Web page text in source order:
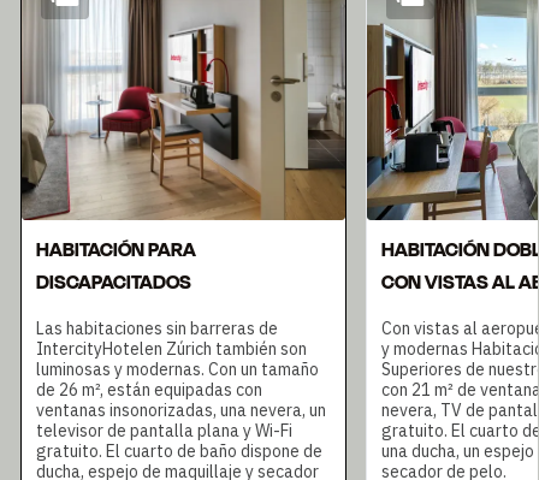
HABITACIÓN PARA
DISCAPACITADOS
Las habitaciones sin barreras de
IntercityHotelen Zúrich también son
luminosas y modernas. Con un tamaño
de 26 m², están equipadas con
ventanas insonorizadas, una nevera, un
televisor de pantalla plana y Wi-Fi
gratuito. El cuarto de baño dispone de
ducha, espejo de maquillaje y secador
HABITACIÓN
CON VISTAS AL
Con vistas al
y modernas
Superiores de
con 21 m² de
nevera, TV de
gratuito. El cuarto
una ducha, un
secador de pelo.